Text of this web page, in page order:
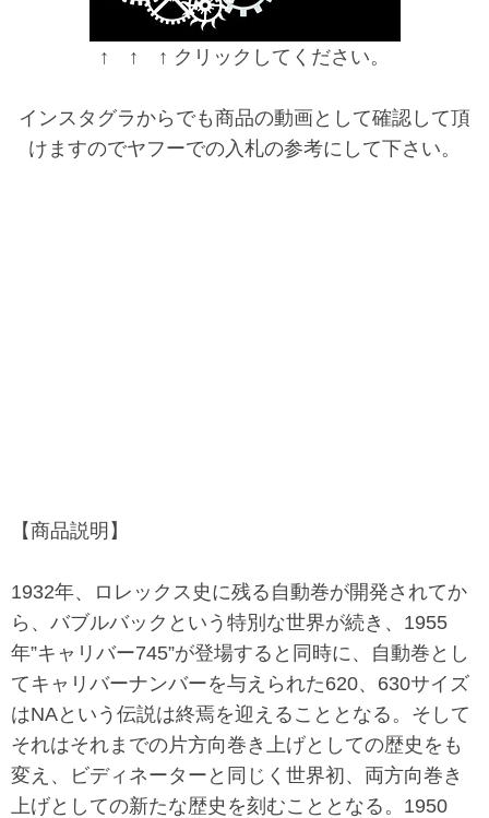
↑ ↑ ↑ クリックしてください。
インスタグラからでも商品の動画として確認して頂
けますのでヤフーでの入札の参考にして下さい。
【商品説明】
1932年、ロレックス史に残る自動巻が開発されてか
ら、バブルバックという特別な世界が続き、1955
年”キャリバー745”が登場すると同時に、自動巻とし
てキャリバーナンバーを与えられた620、630サイズ
はNAという伝説は終焉を迎えることとなる。そして
それはそれまでの片方向巻き上げとしての歴史をも
変え、ビディネーターと同じく世界初、両方向巻き
上げとしての新たな歴史を刻むこととなる。1950